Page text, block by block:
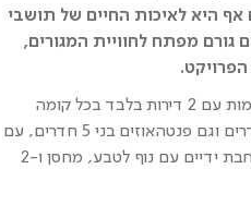
היא לאיכות החיים של תושבי
גורם מפתח לחוויית המגורים,
פרויקט 'כפיר בכלניות' כולל 9 בנייני בוטיק בני 5 קומות עם 2 דירות בלבד בכל קומה
ומורכב מתמהיל של דירות גן 5 חדרים, דירות 5 חדרים וגם פנטהאוזים בני 5 חדרים, עם
מפרט עשיר ומפנק, כשבכל דירה תמצאו מרפסת רחבת ידיים עם נוף לטבע, מחסן ו-2